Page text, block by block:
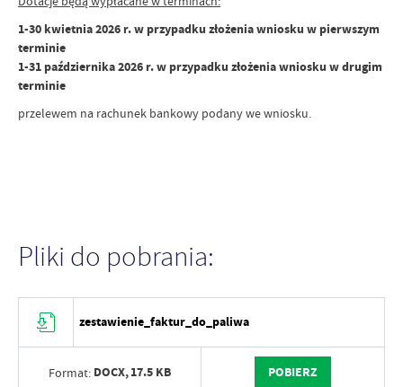
1-30 kwietnia 2026 r. w przypadku złożenia wniosku w pierwszym
terminie
1-31 października 2026 r. w przypadku złożenia wniosku w drugim
terminie
przelewem na rachunek bankowy podany we wniosku.
Pliki do pobrania:
zestawienie_faktur_do_paliwa
Format: DOCX,17.5 KB POBIERZ